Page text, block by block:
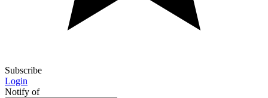
Subscribe
Login
Notify of